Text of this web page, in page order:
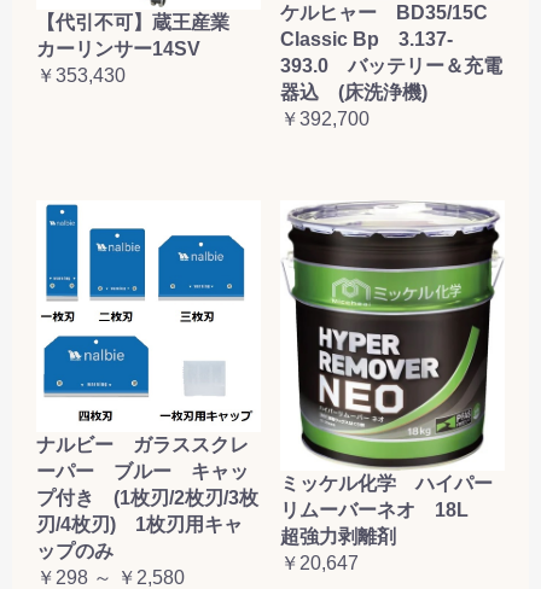
【代引不可】蔵王産業
カーリンサー14SV
￥353,430
ケルヒャー BD35/15C
Classic Bp 3.137-
393.0 バッテリー＆充電
器込 (床洗浄機)
￥392,700
ナルビー ガラススクレ
ーパー ブルー キャッ
プ付き (1枚刃/2枚刃/3枚
刃/4枚刃) 1枚刃用キャ
ップのみ
￥298 ～ ￥2,580
ミッケル化学 ハイパー
リムーバーネオ 18L
超強力剥離剤
￥20,647